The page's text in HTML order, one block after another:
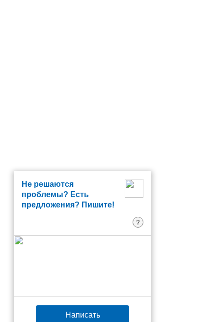
Не решаются
проблемы? Есть
предложения? Пишите!
?
Написать